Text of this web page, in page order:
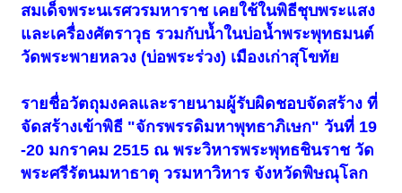
สมเด็จพระนเรศวรมหาราช เคยใช้ในพิธีชุบพระแสง
และเครื่องศัตราวุธ รวมกับน้ำในบ่อน้ำพระพุทธมนต์
วัดพระพายหลวง (บ่อพระร่วง) เมืองเก่าสุโขทัย
รายชื่อวัตถุมงคลและรายนามผู้รับผิดชอบจัดสร้าง ที่
จัดสร้างเข้าพิธี "จักรพรรดิมหาพุทธาภิเษก" วันที่ 19
-20 มกราคม 2515 ณ พระวิหารพระพุทธชินราช วัด
พระศรีรัตนมหาธาตุ วรมหาวิหาร จังหวัดพิษณุโลก